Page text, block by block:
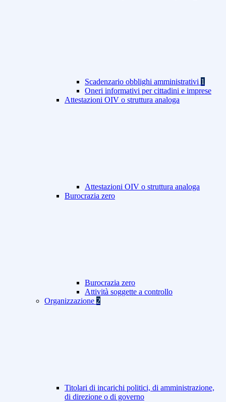
Scadenzario obblighi amministrativi 1
Oneri informativi per cittadini e imprese
Attestazioni OIV o struttura analoga
Attestazioni OIV o struttura analoga
Burocrazia zero
Burocrazia zero
Attività soggette a controllo
Organizzazione 2
Titolari di incarichi politici, di amministrazione,
di direzione o di governo